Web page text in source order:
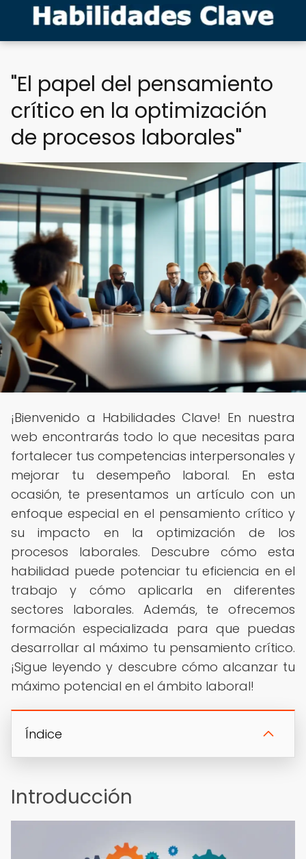
"El papel del pensamiento
crítico en la optimización
de procesos laborales"
¡Bienvenido a Habilidades Clave! En nuestra
web encontrarás todo lo que necesitas para
fortalecer tus competencias interpersonales y
mejorar tu desempeño laboral. En esta
ocasión, te presentamos un artículo con un
enfoque especial en el pensamiento crítico y
su impacto en la optimización de los
procesos laborales. Descubre cómo esta
habilidad puede potenciar tu eficiencia en el
trabajo y cómo aplicarla en diferentes
sectores laborales. Además, te ofrecemos
formación especializada para que puedas
desarrollar al máximo tu pensamiento crítico.
¡Sigue leyendo y descubre cómo alcanzar tu
máximo potencial en el ámbito laboral!
Índice
Introducción